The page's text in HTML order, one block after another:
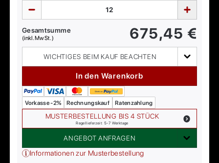
Gesamtsumme
(inkl. MwSt.) 675,45 €
WICHTIGES BEIM KAUF BEACHTEN
In den Warenkorb
Vorkasse -2% Rechnungskauf Ratenzahlung
MUSTERBESTELLUNG BIS 4 STÜCK
Regellieferzeit: 5-7 Werktage
ANGEBOT ANFRAGEN
Informationen zur Musterbestellung